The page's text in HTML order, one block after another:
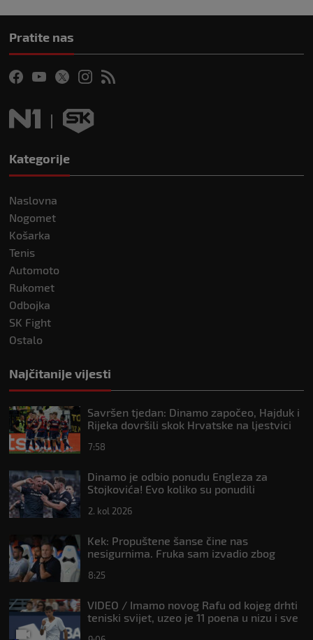
Pratite nas
Kategorije
Naslovna
Nogomet
Košarka
Tenis
Automoto
Rukomet
Odbojka
SK Fight
Ostalo
Najčitanije vijesti
Savršen tjedan: Dinamo započeo, Hajduk i
Rijeka dovršili skok Hrvatske na ljestvici
7:58
Dinamo je odbio ponudu Engleza za
Stojkovića! Evo koliko su ponudili
2. kol 2026
Kek: Propuštene šanse čine nas
nesigurnima. Fruka sam izvadio zbog
8:25
VIDEO / Imamo novog Rafu od kojeg drhti
teniski svijet, uzeo je 11 poena u nizu i sve